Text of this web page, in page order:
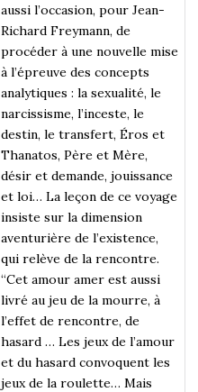
aussi l’occasion, pour Jean-
Richard Freymann, de
procéder à une nouvelle mise
à l’épreuve des concepts
analytiques : la sexualité, le
narcissisme, l’inceste, le
destin, le transfert, Éros et
Thanatos, Père et Mère,
désir et demande, jouissance
et loi… La leçon de ce voyage
insiste sur la dimension
aventurière de l’existence,
qui relève de la rencontre.
“Cet amour amer est aussi
livré au jeu de la mourre, à
l’effet de rencontre, de
hasard … Les jeux de l’amour
et du hasard convoquent les
jeux de la roulette… Mais